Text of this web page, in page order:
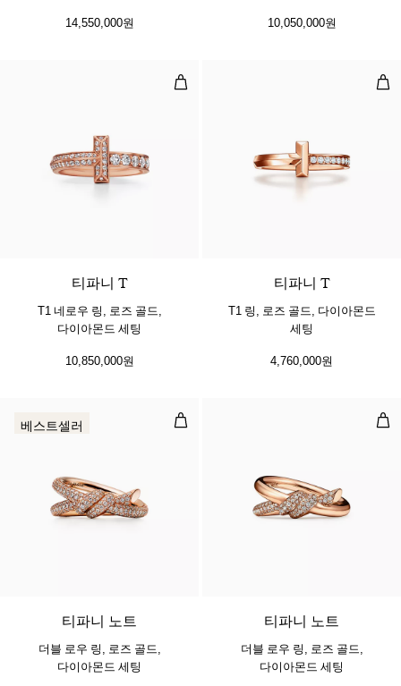
14,550,000원
10,050,000원
T1 네로우 링, 로즈 골드, 다이아몬
티파니 T
T1 네로우 링, 로즈 골드,
다이아몬드 세팅
10,850,000원
T1
티파니 T
T1 링, 로즈 골드, 다이아몬드
세팅
4,760,000원
더블 로우 링, 로즈 골드, 다이아몬
베스트셀러
티파니 노트
더블 로우 링, 로즈 골드,
다이아몬드 세팅
더
티파니 노트
더블 로우 링, 로즈 골드,
다이아몬드 세팅